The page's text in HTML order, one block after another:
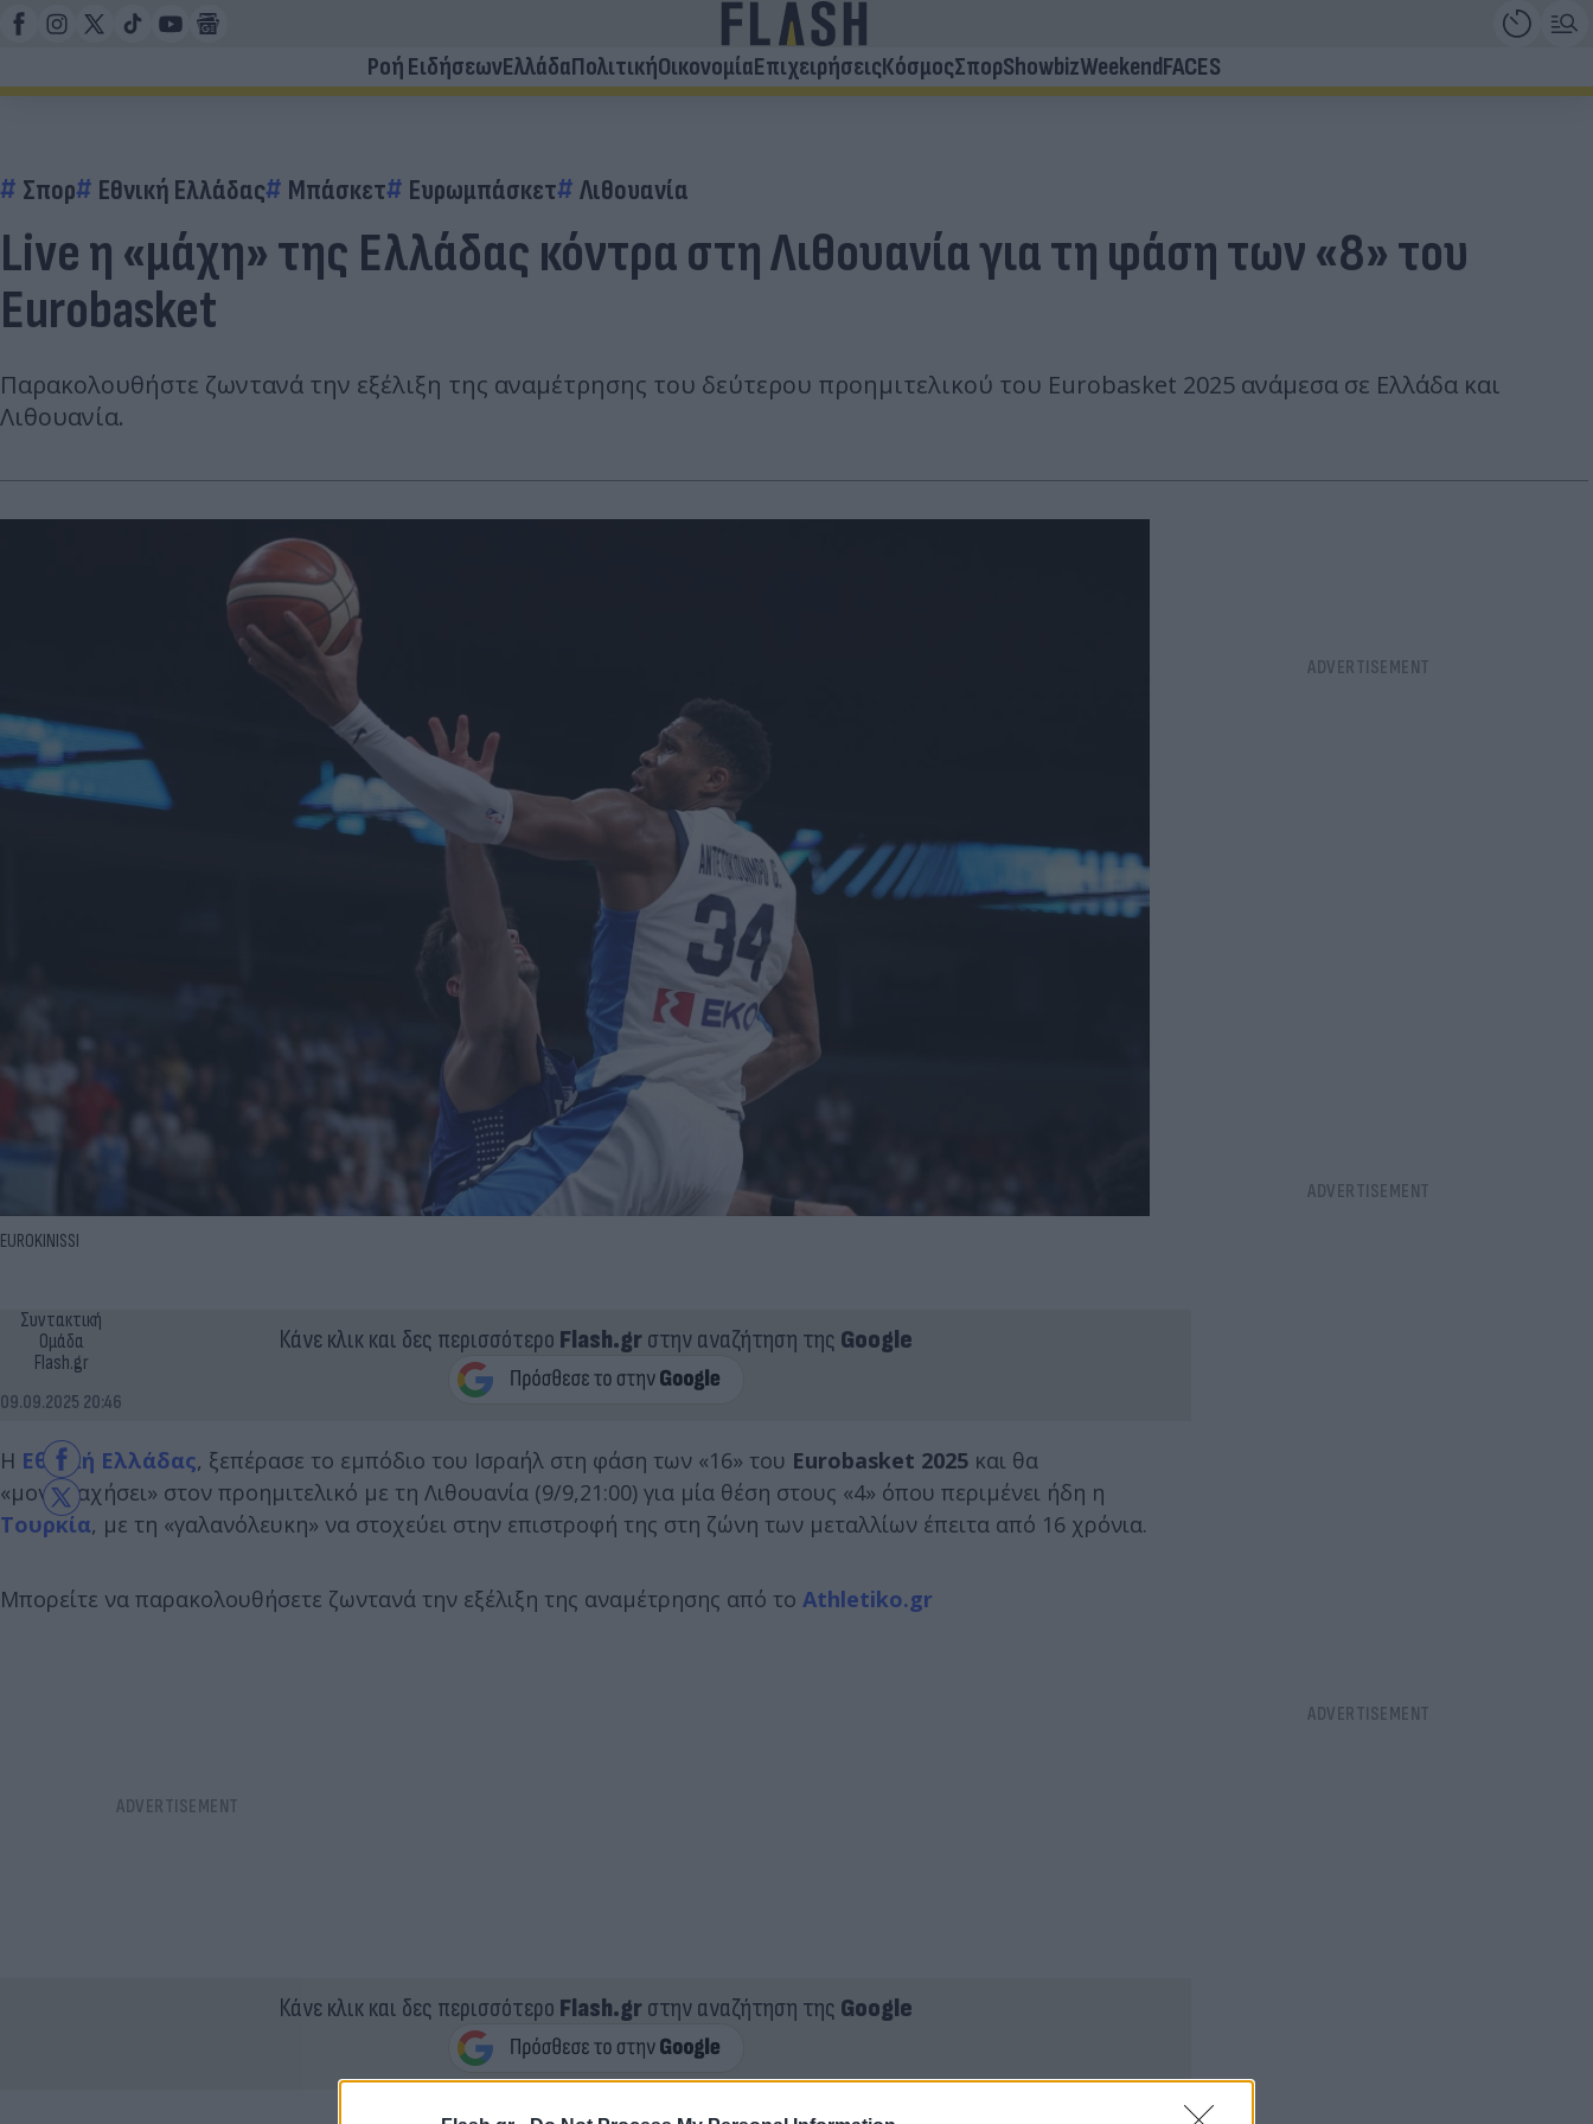
Ροή ΕιδήσεωνΕλλάδαΠολιτικήΟικονομίαΕπιχειρήσειςΚόσμοςΣπορShowbizWeekendFACES
Σπορ Εθνική Ελλάδας Μπάσκετ Ευρωμπάσκετ Λιθουανία
Live η «μάχη» της Ελλάδας κόντρα στη Λιθουανία για τη φάση των «8» του
Eurobasket
Παρακολουθήστε ζωντανά την εξέλιξη της αναμέτρησης του δεύτερου προημιτελικού του Eurobasket 2025 ανάμεσα σε Ελλάδα και
Λιθουανία.
EUROKINISSI
Συντακτική
Ομάδα
Flash.gr
09.09.2025 20:46
Κάνε κλικ και δες περισσότερο Flash.grστην αναζήτηση της Google
Η Εθνική Ελλάδας, ξεπέρασε το εμπόδιο του Ισραήλ στη φάση των «16» του Eurobasket 2025 και θα
«μονομαχήσει» στον προημιτελικό με τη Λιθουανία (9/9,21:00) για μία θέση στους «4» όπου περιμένει ήδη η
Τουρκία, με τη «γαλανόλευκη» να στοχεύει στην επιστροφή της στη ζώνη των μεταλλίων έπειτα από 16 χρόνια.
Μπορείτε να παρακολουθήσετε ζωντανά την εξέλιξη της αναμέτρησης από το Athletiko.gr
Κάνε κλικ και δες περισσότερο Flash.grστην αναζήτηση της Google